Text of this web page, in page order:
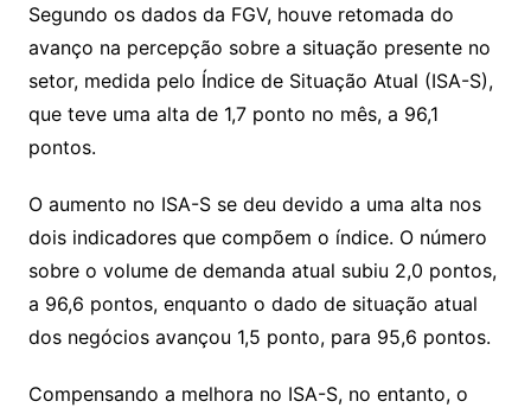
Segundo os dados da FGV, houve retomada do
avanço na percepção sobre a situação presente no
setor, medida pelo Índice de Situação Atual (ISA-S),
que teve uma alta de 1,7 ponto no mês, a 96,1
pontos.
O aumento no ISA-S se deu devido a uma alta nos
dois indicadores que compõem o índice. O número
sobre o volume de demanda atual subiu 2,0 pontos,
a 96,6 pontos, enquanto o dado de situação atual
dos negócios avançou 1,5 ponto, para 95,6 pontos.
Compensando a melhora no ISA-S, no entanto, o